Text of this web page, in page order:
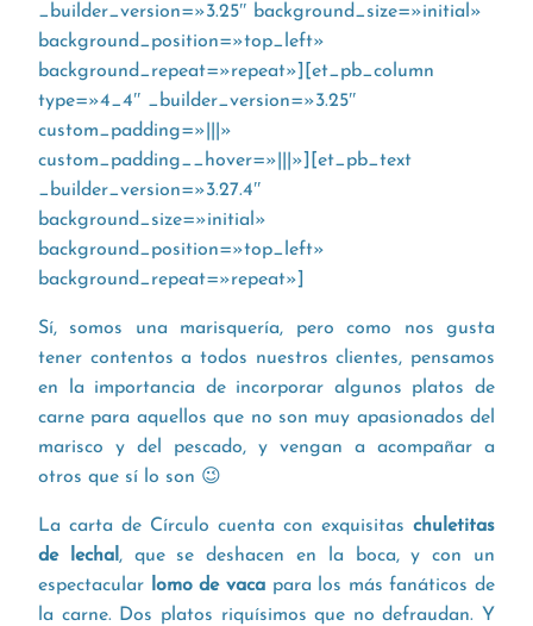
_builder_version=»3.25″ background_size=»initial»
background_position=»top_left»
background_repeat=»repeat»][et_pb_column
type=»4_4″ _builder_version=»3.25″
custom_padding=»|||»
custom_padding__hover=»|||»][et_pb_text
_builder_version=»3.27.4″
background_size=»initial»
background_position=»top_left»
background_repeat=»repeat»]
Sí, somos una marisquería, pero como nos gusta
tener contentos a todos nuestros clientes, pensamos
en la importancia de incorporar algunos platos de
carne para aquellos que no son muy apasionados del
marisco y del pescado, y vengan a acompañar a
otros que sí lo son 😉
La carta de Círculo cuenta con exquisitas chuletitas
de lechal , que se deshacen en la boca, y con un
espectacular
lomo de vacapara los más fanáticos de
la carne. Dos platos riquísimos que no defraudan. Y